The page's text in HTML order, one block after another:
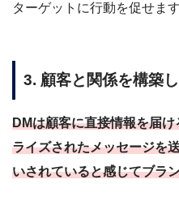
ターゲットに行動を促せます
3. 顧客と関係を構築
DMは顧客に直接情報を届
ライズされたメッセージを
いされていると感じてブラ